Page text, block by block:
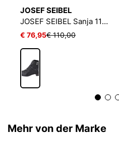
JOSEF SEIBEL
JOSEF SEIBEL Sanja 11 | Stiefelette für Damen | Schwarz
€ 76,95€ 110,00
Mehr von der Marke